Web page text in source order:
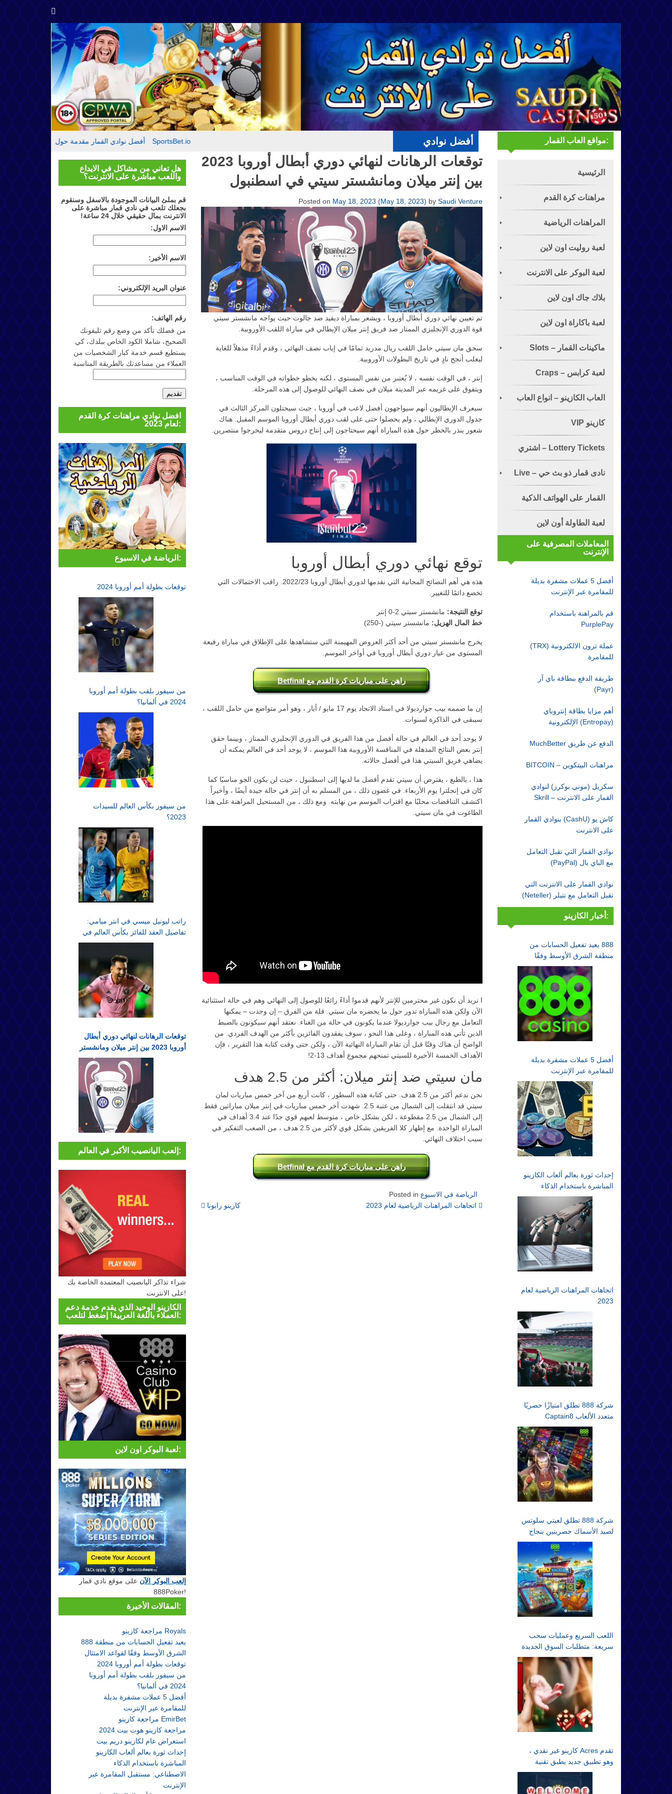
تقييم موقع بيتكازينو – Bitcasino.io أفضل نوادي القمار مقدمة حول SportsBet.io
أفضل نوادي
القمار:
هل تعاني من مشاكل في الايداع
واللعب مباشرة على الانترنت؟
قم بملئ البيانات الموجودة بالاسفل وسنقوم
بجعلك تلعب في نادي قمار مباشرة على
الانترنت بمال حقيقي خلال 24 ساعة!
الاسم الاول:
الاسم الأخير:
عنوان البريد الإلكتروني:
رقم الهاتف:
من فضلك تأكد من وضع رقم تليفونك
الصحيح، شاملا الكود الخاص ببلدك، كي
يستطيع قسم خدمة كبار الشخصيات من
العملاء من مساعدتك بالطريقة المناسبة
افضل نوادي مراهنات كرة القدم
لعام 2023:
الرياضة في الاسبوع:
توقعات بطولة أمم أوروبا 2024
من سيفوز بلقب بطولة أمم أوروبا
2024 في ألمانيا؟
من سيفوز بكأس العالم للسيدات
2023؟
راتب ليونيل ميسي في انتر ميامي:
تفاصيل العقد للفائز بكأس العالم في
الدوري الأمريكي لكرة القدم
توقعات الرهانات لنهائي دوري أبطال
أوروبا 2023 بين إنتر ميلان ومانشستر
سيتي في اسطنبول
إلعب اليانصيب الأكبر في العالم:
شراء تذاكر اليانصيب المعتمدة الخاصة بك
على الانترنت!
الكازينو الوحيد الذي يقدم خدمة دعم
العملاء باللغة العربية! إضغط لتلعب:
لعبة البوكر اون لاين:
إلعب البوكر الآن على موقع نادي قمار
888Poker!
المقالات الأخيرة:
مراجعة كازينو Royals
888 يعيد تفعيل الحسابات من منطقة
الشرق الأوسط وفقًا لقواعد الامتثال
توقعات بطولة أمم أوروبا 2024
من سيفوز بلقب بطولة أمم أوروبا
2024 في ألمانيا؟
أفضل 5 عملات مشفرة بديلة
للمقامرة عبر الإنترنت
مراجعة كازينو EmirBet
مراجعة كازينو هوت بيت 2024
استعراض عام لكازينو دريم بيت
إحداث ثورة بعالم ألعاب الكازينو
المباشرة باستخدام الذكاء
الاصطناعي: مستقبل المقامرة عبر
الإنترنت
توقعات الرهانات لنهائي دوري أبطال أوروبا 2023
بين إنتر ميلان ومانشستر سيتي في اسطنبول
Posted on May 18, 2023 (May 18, 2023) by Saudi Venture
تم تعيين نهائي دوري أبطال أوروبا ، ويشعر بمباراة ديفيد ضد جالوت حيث يواجه مانشستر سيتي
قوة الدوري الإنجليزي الممتاز ضد فريق إنتر ميلان الإيطالي في مباراة اللقب الأوروبية.
سحق مان سيتي حامل اللقب ريال مدريد تمامًا في إياب نصف النهائي ، وقدم أداءً مذهلاً للغاية
ليغلب أنجح نادٍ في تاريخ البطولات الأوروبية.
إنتر ، في الوقت نفسه ، لا يُعتبر من نفس المستوى ، لكنه يخطو خطواته في الوقت المناسب ،
ويتفوق على غريمه عبر المدينة ميلان في نصف النهائي للوصول إلى هذه المرحلة.
سيعرف الإيطاليون أنهم سيواجهون أفضل لاعب في أوروبا ، حيث سيحتلون المركز الثالث في
جدول الدوري الإيطالي ، ولم يحصلوا حتى على لقب دوري أبطال أوروبا الموسم المقبل. هناك
شعور ينذر بالخطر حول هذه المباراة أنهم سيحتاجون إلى إنتاج دروس متقدمة ليخرجوا منتصرين.
توقع نهائي دوري أبطال أوروبا
هذه هي أهم النصائح المجانية التي نقدمها لدوري أبطال أوروبا 2022/23. راقب الاحتمالات التي
تخضع دائمًا للتغيير.
توقع النتيجة: مانشستر سيتي 2-0 إنتر
خط المال الهزيل: مانشستر سيتي (-250)
يخرج مانشستر سيتي من أحد أكثر العروض المهيمنة التي ستشاهدها على الإطلاق في مباراة رفيعة
المستوى من عيار دوري أبطال أوروبا في أواخر الموسم.
راهن على مباريات كرة القدم مع Betfinal
إن ما صممه بيب جوارديولا في استاد الاتحاد يوم 17 مايو / أيار ، وهو أمر متواضع من حامل اللقب ،
سيبقى في الذاكرة لسنوات.
لا يوجد أحد في العالم في حالة أفضل من هذا الفريق في الدوري الإنجليزي الممتاز ، وبينما حقق
إنتر بعض النتائج المذهلة في المنافسة الأوروبية هذا الموسم ، لا يوجد أحد في العالم يمكنه أن
يضاهي فريق السيتي هذا في أفضل حالاته.
هذا ، بالطبع ، يفترض أن سيتي تقدم أفضل ما لديها إلى اسطنبول ، حيث لن يكون الجو مناسبًا كما
كان في إنجلترا يوم الأربعاء. في غضون ذلك ، من المسلم به أن إنتر في حالة جيدة أيضًا ، وأخيراً
اكتشف التناقضات محليًا مع اقتراب الموسم من نهايته. ومع ذلك ، من المستحيل المراهنة على هذا
الطاغوت في مان سيتي.
ا نريد أن نكون غير محترمين للإنتر لأنهم قدموا أداءً رائعًا للوصول إلى النهائي وهم في حالة استثنائية
الآن ولكن هذه المباراة تدور حول ما يحضره مان سيتي. قلة من الفرق – إن وجدت – يمكنها
التعامل مع رجال بيب جوارديولا عندما يكونون في حالة من الغناء. نعتقد أنهم سيكونون بالضبط
الذين تأتي هذه المباراة ، وعلى هذا النحو ، سوف يفقدون الفائزين بأكثر من الهدف الفردي. من
الواضح أن هناك وقتًا قبل أن تقام المباراة النهائية الآن ، ولكن حتى وقت كتابة هذا التقرير ، فإن
الأهداف الخمسة الأخيرة للسيتي تمنحهم مجموع أهداف 13-2!
مان سيتي ضد إنتر ميلان: أكثر من 2.5 هدف
نحن ندعم أكثر من 2.5 هدف. حتى كتابة هذه السطور ، كانت أربع من آخر خمس مباريات لمان
سيتي قد انتقلت إلى الشمال من عتبة 2.5. شهدت آخر خمس مباريات في إنتر ميلان مباراتين فقط
إلى الشمال من 2.5 مقطوعة ، لكن بشكل خاص ، متوسط ​​لعبهم قوي جدًا عند 3.4 أهداف في
المباراة الواحدة. مع إظهار كلا الفريقين بشكل قوي لأكثر من 2.5 هدف ، من الصعب التفكير في
سبب اختلاف النهائي.
راهن على مباريات كرة القدم مع Betfinal
Posted in الرياضة في الاسبوع
Post navigation كازينو رابونا
مواقع العاب القمار:
الرئيسية
مراهنات كرة القدم
المراهنات الرياضية
لعبة روليت اون لاين
لعبة البوكر على الانترنت
الشهيرة
بلاك جاك اون لاين
لعبة باكاراة اون لاين
ماكينات القمار – Slots
لعبة كرابس – Craps
العاب الكازينو – انواع العاب
القمار
كازينو VIP
Lottery Tickets – اشتري
تذكرة الياناصيب! نادى قمار ذو بث حي – Live
Dealer
القمار على الهواتف الذكية
لعبة الطاولة أون لاين
المعاملات المصرفية على
الإنترنت
أفضل 5 عملات مشفرة بديلة
للمقامرة عبر الإنترنت
قم بالمراهنة باستخدام
PurplePay
عملة ترون الالكترونية (TRX)
للمقامرة
طريقة الدفع ببطاقة باي آر
(Payr)
أهم مزايا بطاقة إنتروباي
(Entropay) الإلكترونية
الدفع عن طريق MuchBetter
مراهنات البيتكوين – BITCOIN
سكريل (موني بوكرز) لنوادي
القمار على الانترنت – Skrill
كاش يو (CashU) بنوادي القمار
على الانترنت
نوادي القمار التي تقبل التعامل
مع الباي بال (PayPal)
نوادي القمار على الانترنت التي
تقبل التعامل مع نتيلر (Neteller)
أخبار الكازينو:
888 يعيد تفعيل الحسابات من
منطقة الشرق الأوسط وفقًا
لقواعد الامتثال
أفضل 5 عملات مشفرة بديلة
للمقامرة عبر الإنترنت
إحداث ثورة بعالم ألعاب الكازينو
المباشرة باستخدام الذكاء
الاصطناعي: مستقبل المقامرة
عبر الإنترنت
اتجاهات المراهنات الرياضية لعام
2023
شركة 888 تطلق امتيازًا حصريًا
متعدد الألعاب Captain8
شركة 888 تطلق لعبتي سلوتس
لصيد الأسماك حصريتين بنجاح
اللعب السريع وعمليات سحب
سريعة: متطلبات السوق الجديدة
تقدم Acres كازينو غير نقدي ،
وهو تطبيق جديد يطبق تقنية
الألعاب غير النقدية